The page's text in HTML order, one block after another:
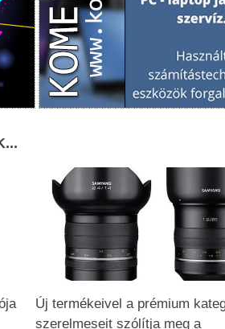
Új termékeivel a prémium
szerelmeseit szólítja meg a